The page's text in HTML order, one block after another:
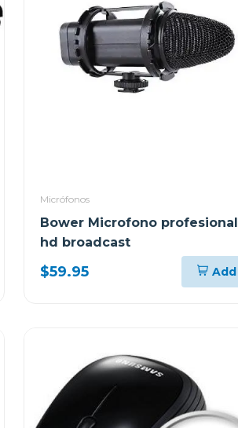
Micrófonos
Bower Microfono profesional
hd broadcast
$59.95 Add